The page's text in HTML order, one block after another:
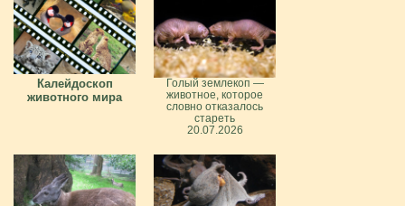
Калейдоскоп
животного мира
Голый землекоп —
животное, которое
словно отказалось
стареть
20.07.2026